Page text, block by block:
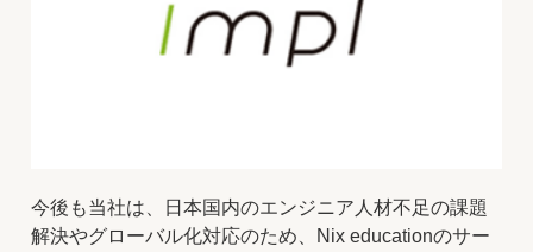
今後も当社は、日本国内のエンジニア人材不足の課題
解決やグローバル化対応のため、Nix educationのサー